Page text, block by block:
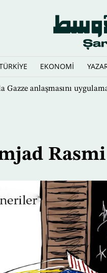
EKONOMİ
Gazze anlaşmasını
Rasmi